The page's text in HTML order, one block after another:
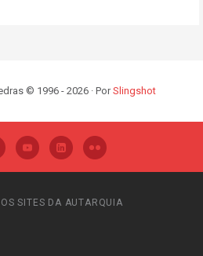
© 1996 - 2026 · PorSlingshot
SITES DA AUTARQUIA